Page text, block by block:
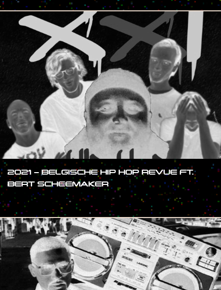
2021 – BELGISCHE HIP HOP REVUE FT.
BERT SCHEEMAKER
#SHOW